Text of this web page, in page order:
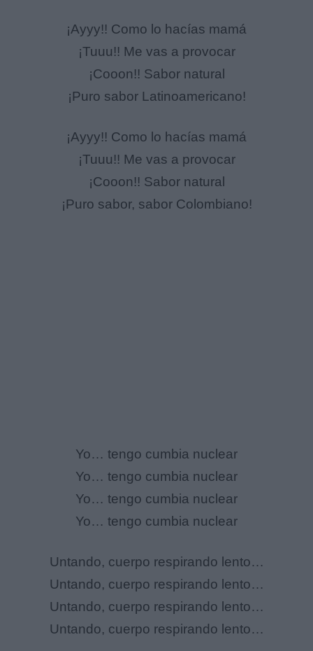
¡Ayyy!! Como lo hacías mamá
¡Tuuu!! Me vas a provocar
¡Cooon!! Sabor natural
¡Puro sabor Latinoamericano!
¡Ayyy!! Como lo hacías mamá
¡Tuuu!! Me vas a provocar
¡Cooon!! Sabor natural
¡Puro sabor, sabor Colombiano!
Yo… tengo cumbia nuclear
Yo… tengo cumbia nuclear
Yo… tengo cumbia nuclear
Yo… tengo cumbia nuclear
Untando, cuerpo respirando lento…
Untando, cuerpo respirando lento…
Untando, cuerpo respirando lento…
Untando, cuerpo respirando lento…